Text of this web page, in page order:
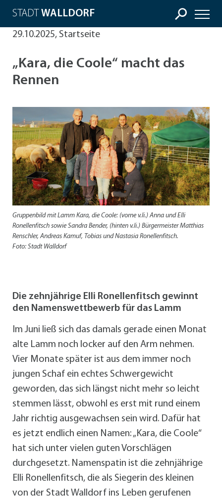
STADT WALLDORF
29.10.2025, Startseite
„Kara, die Coole“ macht das
Rennen
Gruppenbild mit Lamm Kara, die Coole: (vorne v.li.) Anna und Elli
Ronellenfitsch sowie Sandra Bender, (hinten v.li.) Bürgermeister Matthias
Renschler, Andreas Kamuf, Tobias und Nastasia Ronellenfitsch.
Foto: Stadt Walldorf
Die zehnjährige Elli Ronellenfitsch gewinnt
den Namenswettbewerb für das Lamm
Im Juni ließ sich das damals gerade einen Monat
alte Lamm noch locker auf den Arm nehmen.
Vier Monate später ist aus dem immer noch
jungen Schaf ein echtes Schwergewicht
geworden, das sich längst nicht mehr so leicht
stemmen lässt, obwohl es erst mit rund einem
Jahr richtig ausgewachsen sein wird. Dafür hat
es jetzt endlich einen Namen: „Kara, die Coole“
hat sich unter vielen guten Vorschlägen
durchgesetzt. Namenspatin ist die zehnjährige
Elli Ronellenfitsch, die als Siegerin des kleinen
von der Stadt Walldorf ins Leben gerufenen